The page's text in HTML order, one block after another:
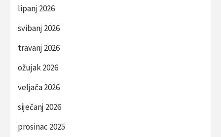
lipanj 2026
svibanj 2026
travanj 2026
ožujak 2026
veljača 2026
siječanj 2026
prosinac 2025